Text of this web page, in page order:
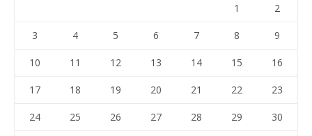
1
2
3 4 5 6 7 8 9
10 11 12 13 14 15 16
17 18 19 20 21 22 23
24 25 26 27 28 29 30